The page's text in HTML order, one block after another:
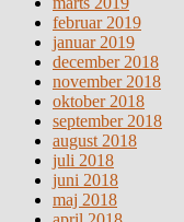
februar 2019
januar 2019
december 2018
november 2018
oktober 2018
september 2018
august 2018
juli 2018
juni 2018
maj 2018